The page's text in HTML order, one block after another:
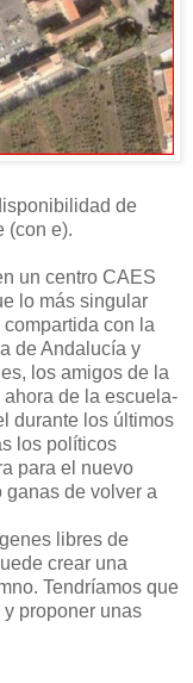
de
(con e).
un centro CAES
lo más singular
con la
de Andalucía y
los amigos de la
de la escuela-
durante los últimos
los políticos
para el nuevo
ganas de volver a
libres de
crear una
Tendríamos que
proponer unas